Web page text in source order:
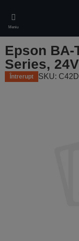
main
content
Meniu
Epson BA-
Series, 24V
Întrerupt SKU: